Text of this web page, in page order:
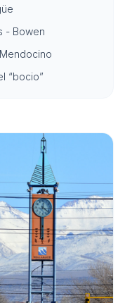
- Bowen
“bocio”